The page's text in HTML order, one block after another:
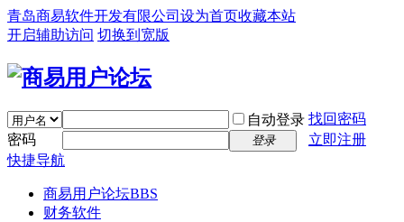
青岛商易软件开发有限公司 设为首页收藏本站
开启辅助访问 切换到宽版
自动登录 找回密码
密码
登录
立即注册
快捷导航
商易用户论坛BBS
财务软件